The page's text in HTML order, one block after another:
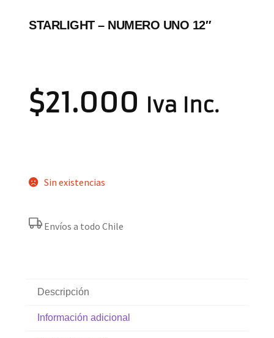
STARLIGHT – NUMERO UNO 12″
$21.000 Iva Inc.
Sin existencias
Envíos a todo Chile
Descripción
Información adicional